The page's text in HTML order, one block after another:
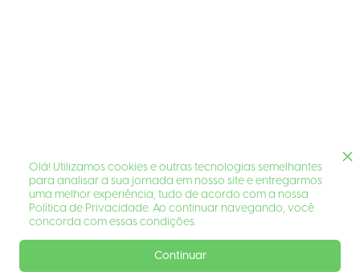
Olá! Utilizamos cookies e outras tecnologias semelhantes
para analisar a sua jornada em nosso site e entregarmos
uma melhor experiência, tudo de acordo com a nossa
Política de Privacidade. Ao continuar navegando, você
concorda com essas condições.
Continuar